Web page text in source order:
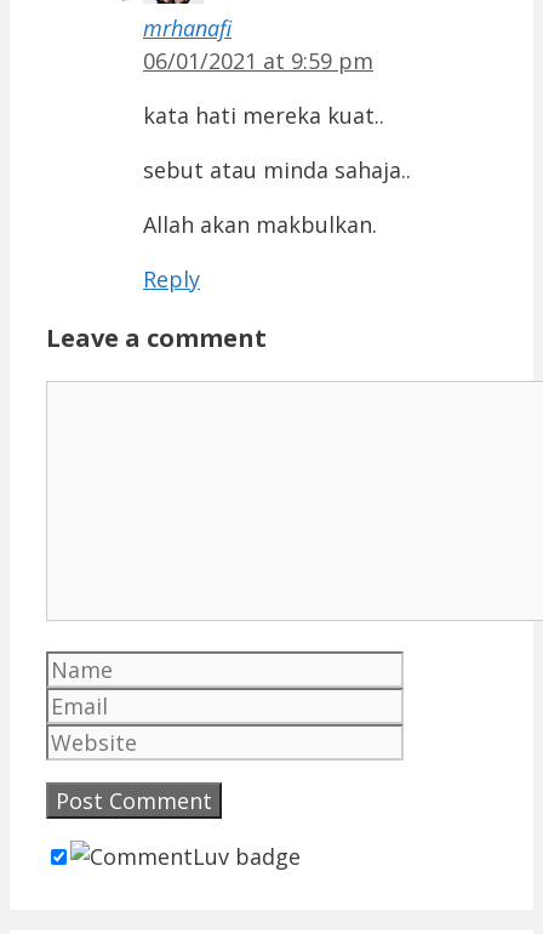
mrhanafi
06/01/2021 at 9:59 pm
kata hati mereka kuat..
sebut atau minda sahaja..
Allah akan makbulkan.
Reply
Leave a comment
Name